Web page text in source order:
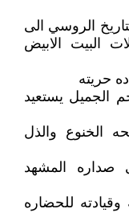
الروسي الى
البيت الابيض
حريته
الجميل يستعيد
الخنوع والذل
صداره المشهد
للحضاره